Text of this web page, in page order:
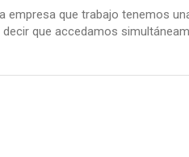
empresa que trabajo tenemos
que accedamos